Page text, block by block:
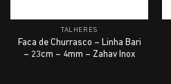
TALHERES
Faca de Churrasco – Linha Bari
– 23cm – 4mm – Zahav Inox